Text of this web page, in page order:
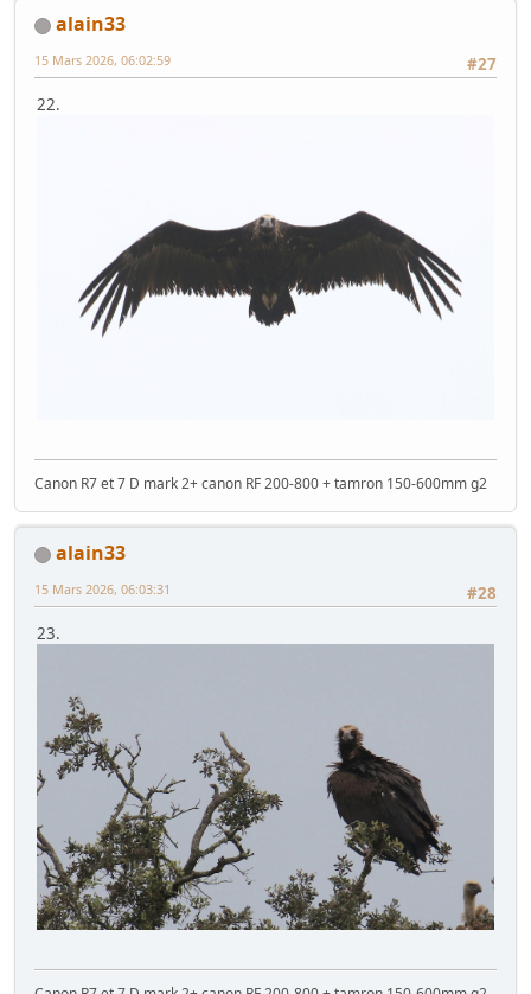
alain33
#27
15 Mars 2026, 06:02:59
22.
Canon R7 et 7 D mark 2+ canon RF 200-800 + tamron 150-600mm g2
alain33
#28
15 Mars 2026, 06:03:31
23.